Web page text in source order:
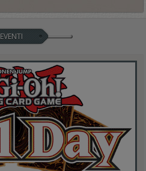
EVENTI